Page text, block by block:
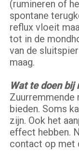
(rumineren of
spontane
reflux vloeit
tot in de
van de
maag.
Wat te doen bij
Zuurremmende
bieden. Soms
zijn. Ook het
effect hebben.
contact op met